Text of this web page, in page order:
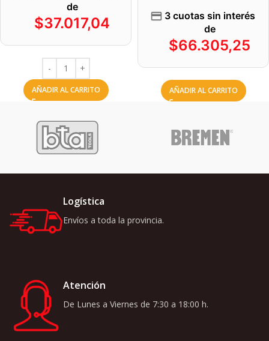
de
$37.017,04
AÑADIR AL CARRITO
3 cuotas sin interés
de
$66.305,25
AÑADIR AL CARRITO
Logística
Envíos a toda la provincia.
Atención
De Lunes a Viernes de 7:30 a 18:00 h.